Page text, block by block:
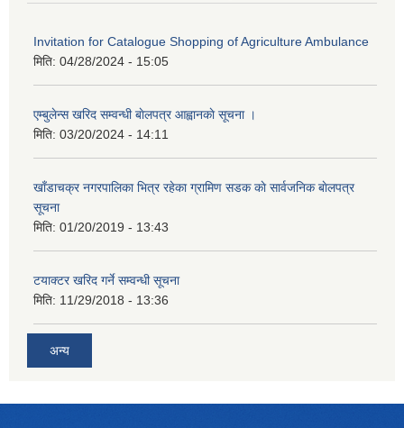
Invitation for Catalogue Shopping of Agriculture Ambulance
मिति: 04/28/2024 - 15:05
एम्बुलेन्स खरिद सम्वन्धी बाेलपत्र आह्वानकाे सूचना ।
मिति: 03/20/2024 - 14:11
खाँडाचक्र नगरपालिका भित्र रहेका ग्रामिण सडक काे सार्वजनिक बाेलपत्र
सूचना
मिति: 01/20/2019 - 13:43
टयाक्टर खरिद गर्ने सम्वन्धी सूचना
मिति: 11/29/2018 - 13:36
अन्य